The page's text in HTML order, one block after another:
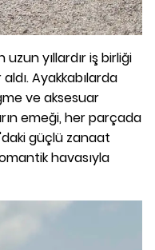
yıllardır iş birliği
Ayakkabılarda
ve aksesuar
emeği, her parçada
güçlü zanaat
havasıyla